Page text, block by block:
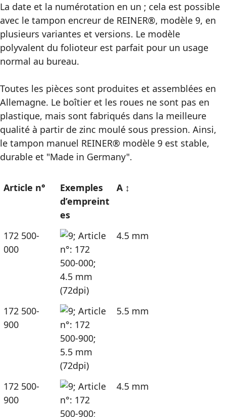
La date et la numérotation en un ; cela est possible
avec le tampon encreur de REINER®, modèle 9, en
plusieurs variantes et versions. Le modèle
polyvalent du folioteur est parfait pour un usage
normal au bureau.
Toutes les pièces sont produites et assemblées en
Allemagne. Le boîtier et les roues ne sont pas en
plastique, mais sont fabriqués dans la meilleure
qualité à partir de zinc moulé sous pression. Ainsi,
le tampon manuel REINER® modèle 9 est stable,
durable et "Made in Germany".
Article n°
Exemples
d’empreint
es
A ↕
172 500-
000
4.5 mm
172 500-
900
5.5 mm
172 500-
900
4.5 mm